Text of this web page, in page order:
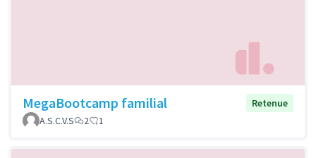
MegaBootcamp familial
Retenue
A.S.C.V.S
2 1